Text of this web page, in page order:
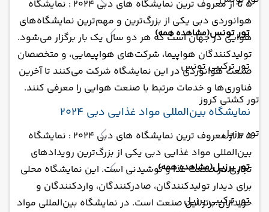
تور تونس(مشاهده همه)
تور ترکیبی تونس
تور کشتی کروز
تور برزیل
تور برزیل(مشاهده همه)
تور ترکیبی برزیل
5 تا از معروف ترین نمایشگاه های دبی 2024 : نمایشگاه
هوانوردی دبی یکی از بزرگ‌ترین و مهم‌ترین نمایشگاه‌های
هوایی در جهان است که هر دو سال یک بار برگزار می‌شود.
تولیدکنندگان هواپیما، شرکت‌های هواپیمایی، و متخصصان
صنعت هوانوردی در این نمایشگاه شرکت می‌کنند تا آخرین
فناوری‌ها و خدمات مرتبط با صنعت هوایی را معرفی کنند.
نمایشگاه بین‌المللی مواد غذایی دبی 2024
5 تا از معروف ترین نمایشگاه های دبی 2024 : نمایشگاه
بین‌المللی مواد غذایی دبی یکی از بزرگ‌ترین رویدادهای
تجاری در صنعت غذا و نوشیدنی است. این نمایشگاه محلی
برای دیدار تولیدکنندگان، صادرکنندگان، واردکنندگان و
خریداران برتر این صنعت است. در نمایشگاه بین‌المللی مواد